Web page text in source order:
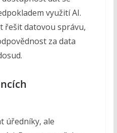
využití AI.
řešit datovou správu,
za data
úředníky, ale